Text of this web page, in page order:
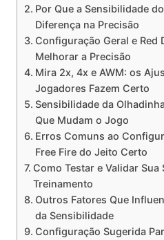
Por Que a Sensibilidade
Diferença na Precisão
Configuração Geral e Red
Melhorar a Precisão
Mira 2x, 4x e AWM: os
Jogadores Fazem Certo
Sensibilidade da
Que Mudam o Jogo
Erros Comuns ao
Free Fire do Jeito Certo
Como Testar e Validar
Treinamento
Outros Fatores Que
da Sensibilidade
Configuração Sugerida